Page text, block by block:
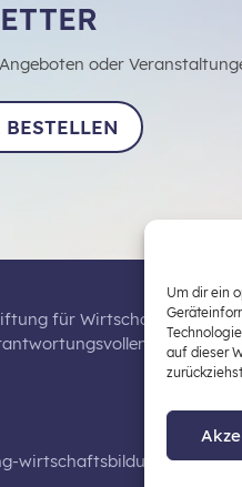
Um dir ein
auf dieser
oder
für
wirtschaftsbildung.at